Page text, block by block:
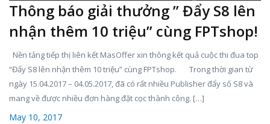
Thông báo giải thưởng ” Đẩy S8 lên
nhận thêm 10 triệu” cùng FPTshop!
Nền tảng tiếp thị liên kết MasOffer xin thông kết quả cuộc thi đua top
“Đẩy S8 lên nhận thêm 10 triệu” cùng FPTshop. Trong thời gian từ
ngày 15.04.2017 – 04.05.2017, đã có rất nhiều Publisher đẩy số S8 và
mang về được nhiều đơn hàng đặt cọc thành công. […]
May 10, 2017